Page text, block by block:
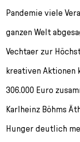
e
t
i
n
Pandemie viele
ganzen Welt
Vechtaer zur
kreativen Aktionen
306.000 Euro
Karlheinz Böhms
Hunger deutlich